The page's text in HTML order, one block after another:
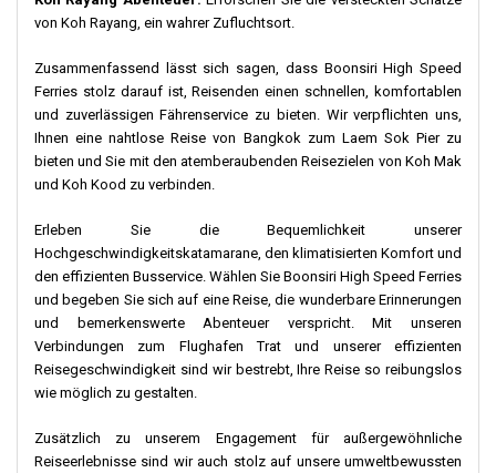
von Koh Rayang, ein wahrer Zufluchtsort.
Zusammenfassend lässt sich sagen, dass Boonsiri High Speed
Ferries stolz darauf ist, Reisenden einen schnellen, komfortablen
und zuverlässigen Fährenservice zu bieten. Wir verpflichten uns,
Ihnen eine nahtlose Reise von Bangkok zum Laem Sok Pier zu
bieten und Sie mit den atemberaubenden Reisezielen von Koh Mak
und Koh Kood zu verbinden.
Erleben Sie die Bequemlichkeit unserer
Hochgeschwindigkeitskatamarane, den klimatisierten Komfort und
den effizienten Busservice. Wählen Sie Boonsiri High Speed Ferries
und begeben Sie sich auf eine Reise, die wunderbare Erinnerungen
und bemerkenswerte Abenteuer verspricht. Mit unseren
Verbindungen zum Flughafen Trat und unserer effizienten
Reisegeschwindigkeit sind wir bestrebt, Ihre Reise so reibungslos
wie möglich zu gestalten.
Zusätzlich zu unserem Engagement für außergewöhnliche
Reiseerlebnisse sind wir auch stolz auf unsere umweltbewussten